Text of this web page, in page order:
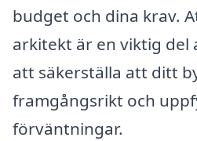
budget och dina krav.
arkitekt är en viktig del
att säkerställa att ditt
framgångsrikt och
förväntningar.